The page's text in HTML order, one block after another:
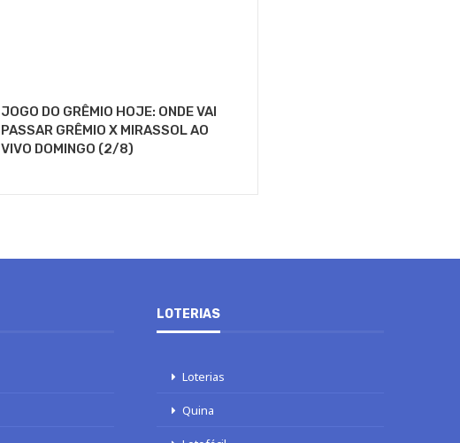
JOGO DO GRÊMIO HOJE: ONDE VAI
PASSAR GRÊMIO X MIRASSOL AO
VIVO DOMINGO (2/8)
LOTERIAS
Loterias
Quina